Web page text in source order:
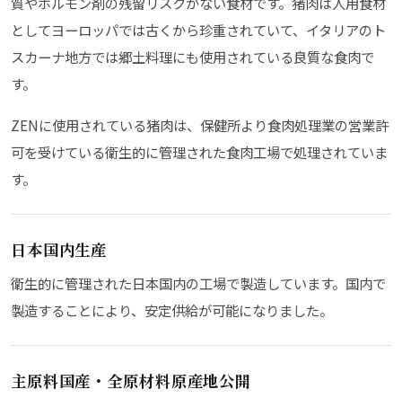
としてヨーロッパでは古くから珍重されていて、イタリアのト
スカーナ地方では郷土料理にも使用されている良質な食肉で
す。
ZENに使用されている猪肉は、保健所より食肉処理業の営業許
可を受けている衛生的に管理された食肉工場で処理されていま
す。
日本国内生産
衛生的に管理された日本国内の工場で製造しています。国内で
製造することにより、安定供給が可能になりました。
主原料国産・全原材料原産地公開